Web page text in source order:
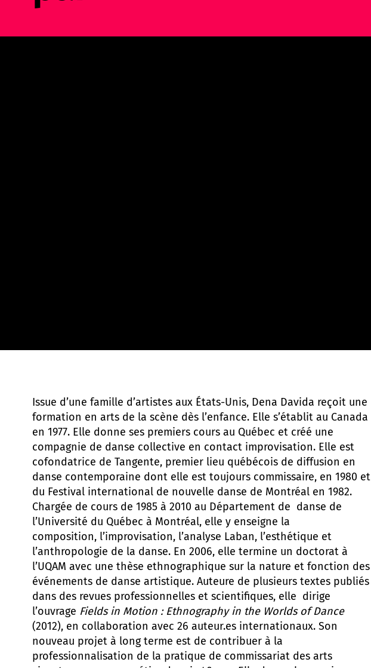
Issue d’une famille d’artistes aux États-Unis, Dena Davida reçoit une
formation en arts de la scène dès l’enfance. Elle s’établit au Canada
en 1977. Elle donne ses premiers cours au Québec et créé une
compagnie de danse collective en contact improvisation. Elle est
cofondatrice de Tangente, premier lieu québécois de diffusion en
danse contemporaine dont elle est toujours commissaire, en 1980 et
du Festival international de nouvelle danse de Montréal en 1982.
Chargée de cours de 1985 à 2010 au Département de danse de
l’Université du Québec à Montréal, elle y enseigne la
composition, l’improvisation, l’analyse Laban, l’esthétique et
l’anthropologie de la danse. En 2006, elle termine un doctorat à
l’UQAM avec une thèse ethnographique sur la nature et fonction des
événements de danse artistique. Auteure de plusieurs textes publiés
dans des revues professionnelles et scientifiques, elle dirige
l’ouvrage Fields in Motion : Ethnography in the Worlds of Dance
(2012), en collaboration avec 26 auteur.es internationaux. Son
nouveau projet à long terme est de contribuer à la
professionnalisation de la pratique de commissariat des arts